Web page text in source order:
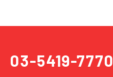
03-5419-7770